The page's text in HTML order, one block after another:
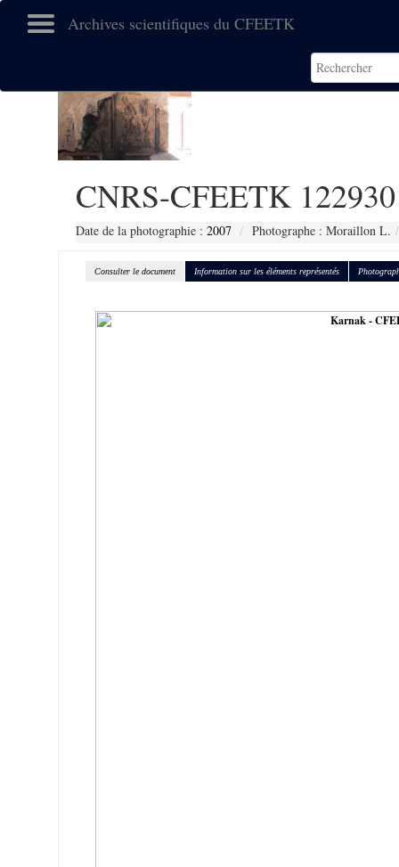
Archives scientifiques du CFEETK
CNRS-CFEETK 122930
Date de la photographie : 2007 Photographe : Moraillon L.
Consulter le document Information sur les éléments représentés